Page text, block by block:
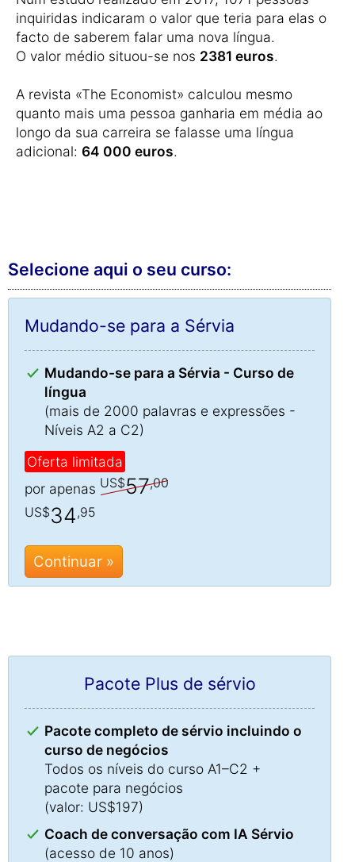
inquiridas indicaram o valor que teria para elas o
facto de saberem falar uma nova língua.
O valor médio situou-se nos 2381 euros.
A revista «The Economist» calculou mesmo
quanto mais uma pessoa ganharia em média ao
longo da sua carreira se falasse uma língua
adicional: 64 000 euros.
Selecione aqui o seu curso:
Mudando-se para a Sérvia
Mudando-se para a Sérvia - Curso de
língua
(mais de 2000 palavras e expressões -
Níveis A2 a C2)
Oferta limitada
por apenas US$57,00
US$34 ,95
Continuar »
Pacote Plus de sérvio
Pacote completo de sérvio incluindo o
curso de negócios
Todos os níveis do curso A1–C2 +
pacote para negócios
(valor: US$197)
Coach de conversação com IA Sérvio
(acesso de 10 anos)